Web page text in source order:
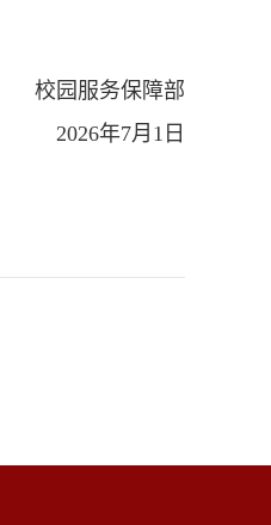
校园服务保障部
2026年7月1日